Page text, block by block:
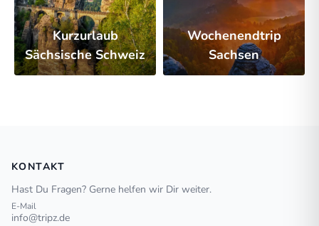
Kurzurlaub
Sächsische Schweiz
Wochenendtrip
Sachsen
KONTAKT
Hast Du Fragen? Gerne helfen wir Dir weiter.
E-Mail
info@tripz.de